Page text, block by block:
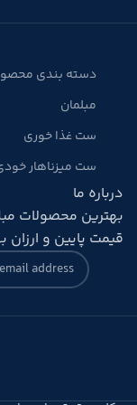
دسته بندی
مبلمان
ست غذا خوری
ست میزناهار
درباره ما
بهترین محصولات
قیمت پایین و